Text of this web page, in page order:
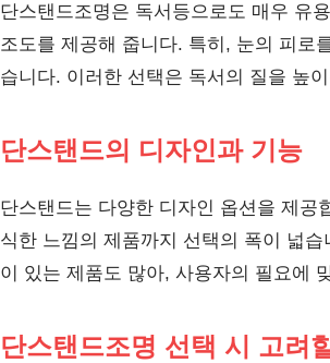
단스탠드조명은 독서등으로도 매우 유
조도를 제공해 줍니다. 특히, 눈의 피로
습니다. 이러한 선택은 독서의 질을 높
단스탠드의 디자인과 기능
단스탠드는 다양한 디자인 옵션을 제공
식한 느낌의 제품까지 선택의 폭이 넓
이 있는 제품도 많아, 사용자의 필요에
단스탠드조명 선택 시 고려